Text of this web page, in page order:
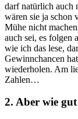
darf natürlich auch
wären sie ja schon
Mühe nicht
auch sei, es folgen
wie ich das lese,
Gewinnchancen
wiederholen. Am
Zahlen…
2. Aber wie